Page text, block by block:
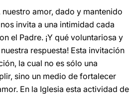
amor, dado y mantenido
invita a una intimidad cada
el Padre. ¡Y qué voluntariosa y
respuesta! Esta invitación
la cual no es sólo una
sino un medio de fortalecer
En la Iglesia esta actividad de